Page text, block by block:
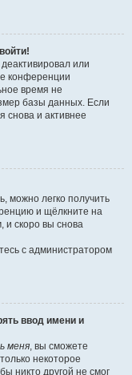
или
конференции
время не
базы данных. Если
снова и активнее
можно легко получить
и щёлкните на
и скоро вы снова
с администратором
ввод имени и
меня, вы сможете
некоторое
никто другой не смог